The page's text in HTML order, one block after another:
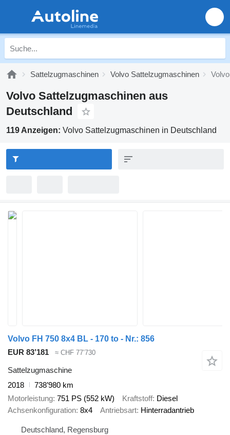
Sattelzugmaschinen Volvo Sattelzugmaschinen
Volvo Sattelzugmaschinen aus
Deutschland
119 Anzeigen: Volvo Sattelzugmaschinen in Deutschland
Volvo FH 750 8x4 BL - 170 to - Nr.: 856
EUR 83’181
≈ CHF 77’730
Sattelzugmaschine
2018
738’980 km
Motorleistung 751 PS (552 kW) Kraftstoff Diesel
Achsenkonfiguration 8x4 Antriebsart Hinterradantrieb
Deutschland, Regensburg